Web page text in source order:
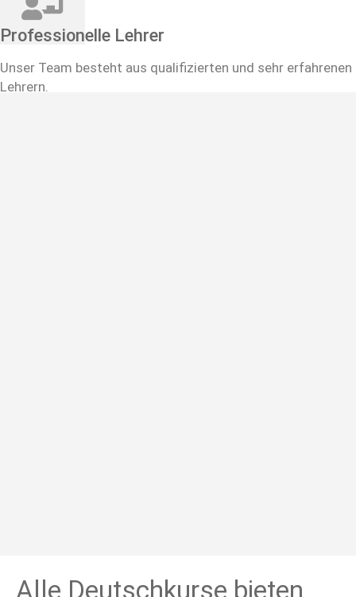
Professionelle Lehrer
Unser Team besteht aus qualifizierten und sehr erfahrenen
Lehrern.
Alle Deutschkurse bieten